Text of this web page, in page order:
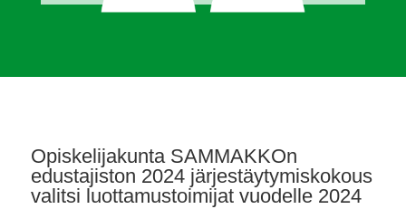
Opiskelijakunta SAMMAKKOn
edustajiston 2024 järjestäytymiskokous
valitsi luottamustoimijat vuodelle 2024